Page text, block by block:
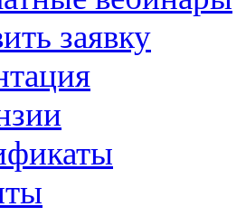
заявку